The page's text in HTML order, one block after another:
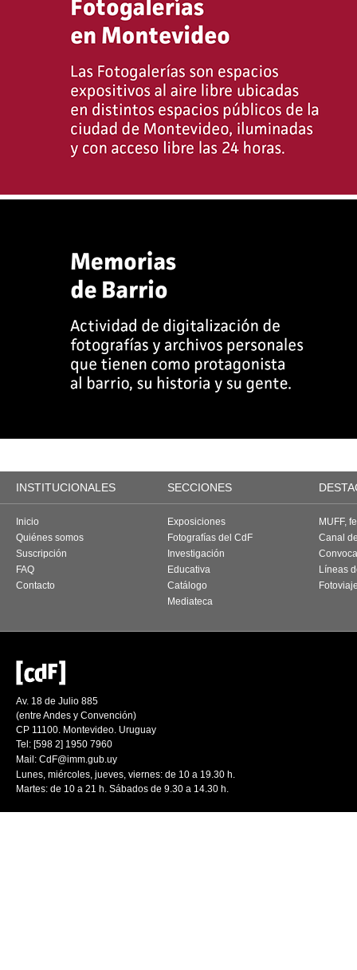
INSTITUCIONALES SECCIONES
Inicio
Quiénes somos
Suscripción
FAQ
Contacto
Exposiciones
Fotografías del CdF
Investigación
Educativa
Catálogo
Mediateca
MUFF,
Canal
Líneas
Av. 18 de Julio 885
(entre Andes y Convención)
CP 11100. Montevideo. Uruguay
Tel: [598 2] 1950 7960
Mail: CdF@imm.gub.uy
Lunes, miércoles, jueves, viernes: de 10 a 19.30 h.
Martes: de 10 a 21 h. Sábados de 9.30 a 14.30 h.